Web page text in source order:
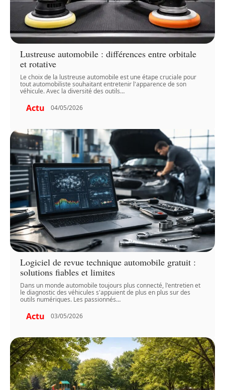
Lustreuse automobile : différences entre orbitale
et rotative
Le choix de la lustreuse automobile est une étape cruciale pour
tout automobiliste souhaitant entretenir l'apparence de son
véhicule. Avec la diversité des outils…
Actu 04/05/2026
Logiciel de revue technique automobile gratuit :
solutions fiables et limites
Dans un monde automobile toujours plus connecté, l'entretien et
le diagnostic des véhicules s'appuient de plus en plus sur des
outils numériques. Les passionnés…
Actu 03/05/2026